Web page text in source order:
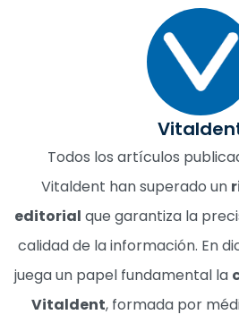
Todos los artículos
Vitaldent han superado un
editorial que garantiza la
calidad de la información. En
juega un papel fundamental la
Vitaldent, formada por